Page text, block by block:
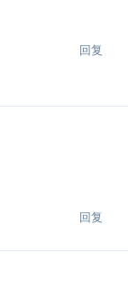
回复
回复